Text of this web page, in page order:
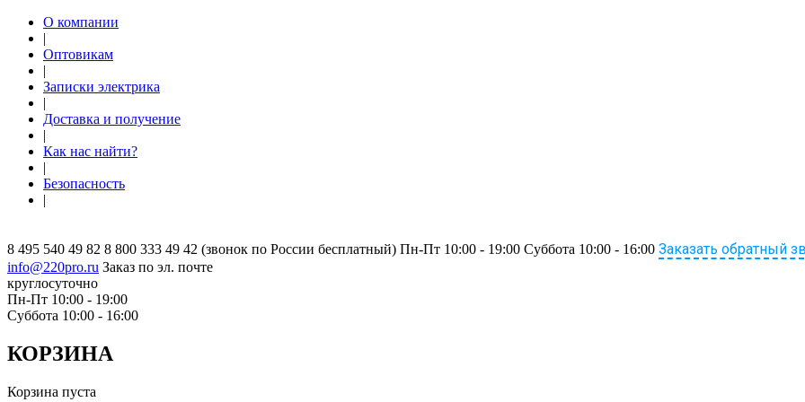
О компании
|
Оптовикам
|
Записки электрика
|
Доставка и получение
|
Как нас найти?
|
Безопасность
|
8 495 540 49 82 8 800 333 49 42 (звонок по России бесплатный) Пн-Пт 10:00 - 19:00 Суббота 10:00 - 16:00 Заказать обратный
info@220pro.ru Заказ по эл. почте
круглосуточно
Пн-Пт 10:00 - 19:00
Суббота 10:00 - 16:00
КОРЗИНА
Корзина пуста